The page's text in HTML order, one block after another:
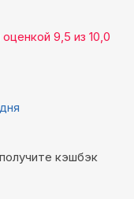
9,5 из 10,0
кэшбэк